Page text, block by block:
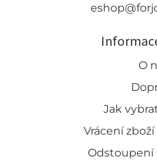
O
Jak
Vrácení
Odstoupení